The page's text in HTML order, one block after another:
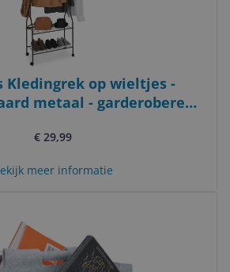
Kledingrek op wieltjes -
metaal - garderoberek -
€ 29,99
meer informatie